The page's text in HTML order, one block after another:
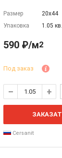
Размер
20х44
Упаковка
1.05
590 ₽/м2
Под заказ
Cersanit